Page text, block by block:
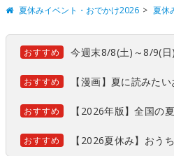
夏休みイベント・おでかけ2026 夏休
おすすめ 今週末8/8(土)～8/9(
おすすめ 【漫画】夏に読みた
おすすめ 【2026年版】全国の
おすすめ 【2026夏休み】おう